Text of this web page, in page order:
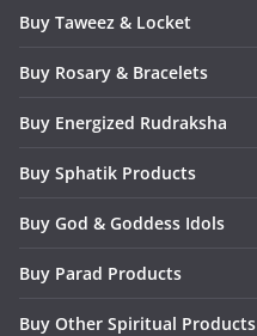
Buy Taweez & Locket
Buy Rosary & Bracelets
Buy Energized Rudraksha
Buy Sphatik Products
Buy God & Goddess Idols
Buy Parad Products
Buy Other Spiritual Products